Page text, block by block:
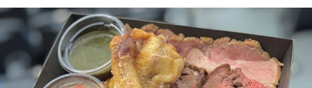
HOME
動画
日程・結果